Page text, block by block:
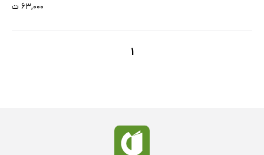
۶۳,۰۰۰ ت
1